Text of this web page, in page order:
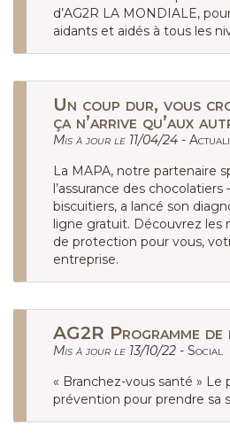
d’AG2R LA MONDIALE,
aidants et aidés à tous les
Un coup dur, vous
ça n’arrive qu’aux
Mis à jour le 11/04/24 -
La MAPA, notre partenaire
l’assurance des chocolatiers
biscuitiers, a lancé son
ligne gratuit. Découvrez les
de protection pour vous,
entreprise.
AG2R Programme de
Mis à jour le 13/10/22 - Social
« Branchez-vous santé » Le
prévention pour prendre sa